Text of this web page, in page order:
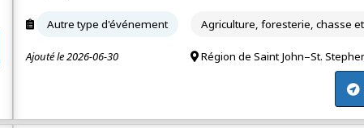
Autre type d'événement Agriculture, foresterie, chasse
Ajouté le 2026-06-30 Région de Saint John–St.